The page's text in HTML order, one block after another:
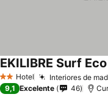
2 Estrellas
Hotel Interiores de
EKILIBRE Surf
9,1 Excelente 46